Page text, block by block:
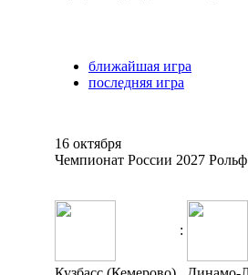
ближайшая игра
последняя игра
16 октября
Чемпионат России 2027
: